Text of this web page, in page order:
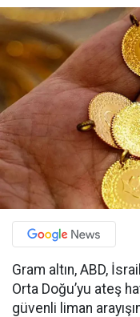
Gram altın, ABD,
Orta Doğu’yu ateş
güvenli liman